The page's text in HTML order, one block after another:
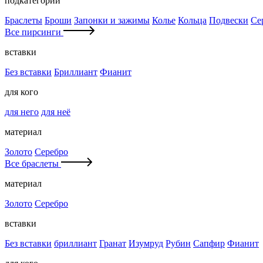
Браслеты Броши Запонки и зажимы Колье Кольца Подвески
Все пирсинги
вставки
Без вставки Бриллиант Фианит
для кого
для него для неё
материал
Золото Серебро
Все браслеты
материал
Золото Серебро
вставки
Без вставки бриллиант Гранат Изумруд Рубин Сапфир Фианит